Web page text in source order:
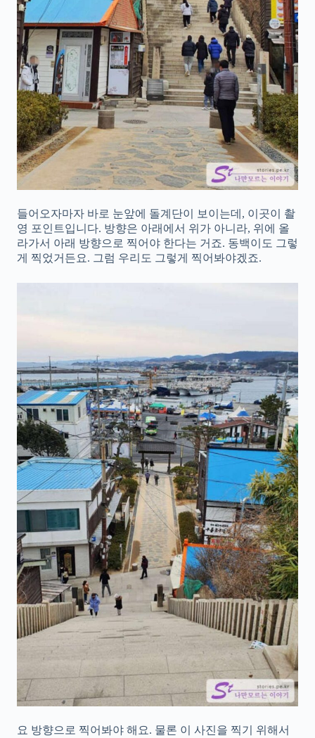
들어오자마자 바로 눈앞에 돌계단이 보이는데, 이곳이 촬
영 포인트입니다. 방향은 아래에서 위가 아니라, 위에 올
라가서 아래 방향으로 찍어야 한다는 거죠. 동백이도 그렇
게 찍었거든요. 그럼 우리도 그렇게 찍어봐야겠죠.
요 방향으로 찍어봐야 해요. 물론 이 사진을 찍기 위해서